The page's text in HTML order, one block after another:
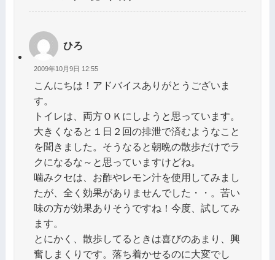
ひろ
2009年10月9日 12:55
こんにちは！アドバイスありがとうございま
す。
トイレは、両方ＯＫにしようと思っています。
大きくなると１日２回の排泄で済むようなこと
を聞きました。そうなると朝晩の散歩だけでラ
クになるな～と思っていますけどね。
噛みクセは、お酢やレモン汁を使用してみまし
たが、全く効果がありませんでした・・。苦い
味の方が効果ありそうですね！今度、試してみ
ます。
とにかく、散歩してるときは喜びのあまり、興
奮しまくりです。落ち着かせるのに大変でし